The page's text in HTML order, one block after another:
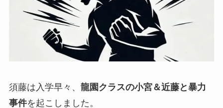
須藤は入学早々、 龍園クラスの小宮＆近藤と暴力
事件を起こしました。